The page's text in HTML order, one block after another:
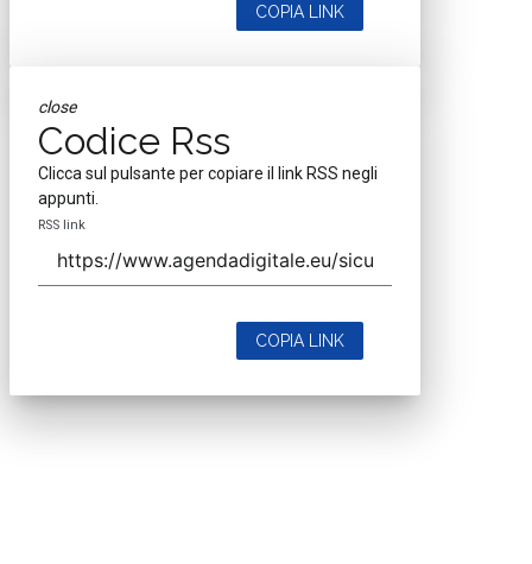
COPIA LINK
close
Codice Rss
Clicca sul pulsante per copiare il link RSS negli
appunti.
RSS link
COPIA LINK